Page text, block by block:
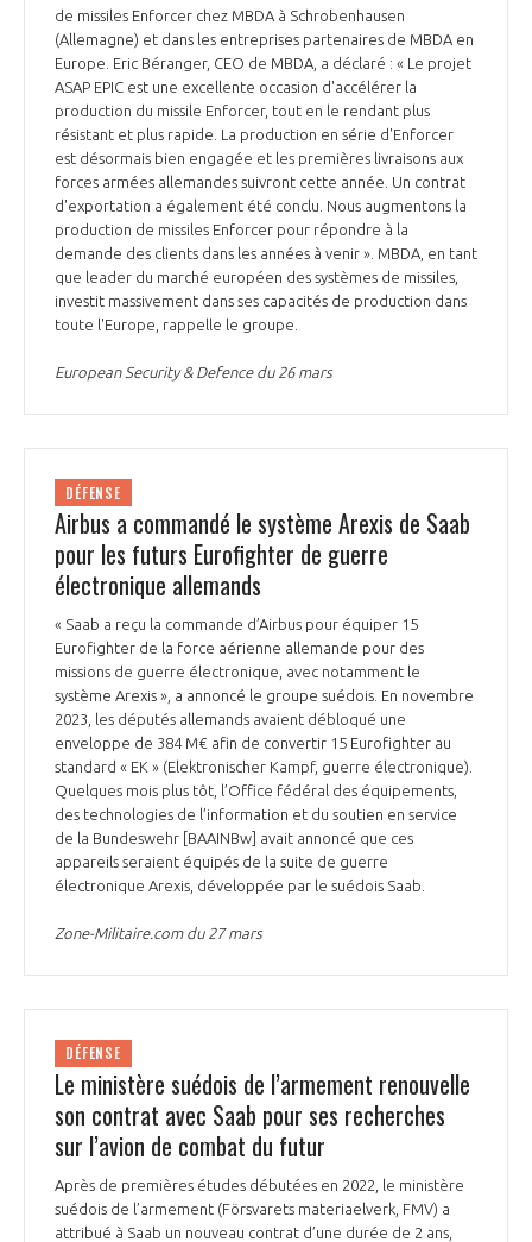
de missiles Enforcer chez MBDA à Schrobenhausen
(Allemagne) et dans les entreprises partenaires de MBDA en
Europe. Eric Béranger, CEO de MBDA, a déclaré : « Le projet
ASAP EPIC est une excellente occasion d'accélérer la
production du missile Enforcer, tout en le rendant plus
résistant et plus rapide. La production en série d'Enforcer
est désormais bien engagée et les premières livraisons aux
forces armées allemandes suivront cette année. Un contrat
d'exportation a également été conclu. Nous augmentons la
production de missiles Enforcer pour répondre à la
demande des clients dans les années à venir ». MBDA, en tant
que leader du marché européen des systèmes de missiles,
investit massivement dans ses capacités de production dans
toute l'Europe, rappelle le groupe.
European Security & Defence du 26 mars
DÉFENSE
Airbus a commandé le système Arexis de Saab
pour les futurs Eurofighter de guerre
électronique allemands
« Saab a reçu la commande d’Airbus pour équiper 15
Eurofighter de la force aérienne allemande pour des
missions de guerre électronique, avec notamment le
système Arexis », a annoncé le groupe suédois. En novembre
2023, les députés allemands avaient débloqué une
enveloppe de 384 M€ afin de convertir 15 Eurofighter au
standard « EK » (Elektronischer Kampf, guerre électronique).
Quelques mois plus tôt, l’Office fédéral des équipements,
des technologies de l’information et du soutien en service
de la Bundeswehr [BAAINBw] avait annoncé que ces
appareils seraient équipés de la suite de guerre
électronique Arexis, développée par le suédois Saab.
Zone-Militaire.com du 27 mars
DÉFENSE
Le ministère suédois de l’armement renouvelle
son contrat avec Saab pour ses recherches
sur l’avion de combat du futur
Après de premières études débutées en 2022, le ministère
suédois de l’armement (Försvarets materiaelverk, FMV) a
attribué à Saab un nouveau contrat d’une durée de 2 ans,